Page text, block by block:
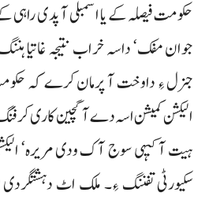
حکومت فیصلہ کے یا اسمبلی آ پدی راہی
جوان مفک‘ داسہ خراب نتیجہ غاتیا
جنرل ءِ داوخت آ پرمان کرے کہ
الیکشن کمیشن اسہ دے آ گچین کاری کرفنگ
ہیت آ کیہی سوج آک ودی مریرہ‘